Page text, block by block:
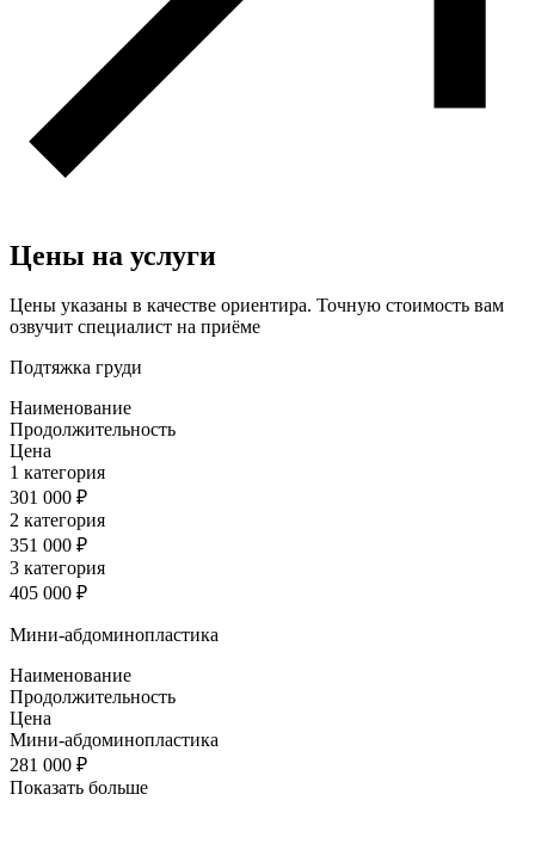
Цены на услуги
Цены указаны в качестве ориентира. Точную стоимость вам
озвучит специалист на приёме
Подтяжка груди
Наименование
Продолжительность
Цена
1 категория
301 000 ₽
2 категория
351 000 ₽
3 категория
405 000 ₽
Мини-абдоминопластика
Наименование
Продолжительность
Цена
Мини-абдоминопластика
281 000 ₽
Показать больше